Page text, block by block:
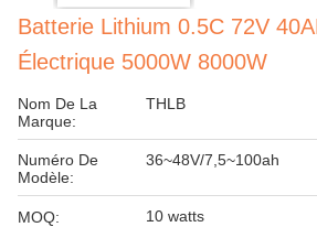
Batterie Lithium 0.5C 72V
Électrique 5000W 8000W
Nom De La
Marque:
THLB
Numéro De
Modèle:
36~48V/7,5~100ah
MOQ: 10 watts